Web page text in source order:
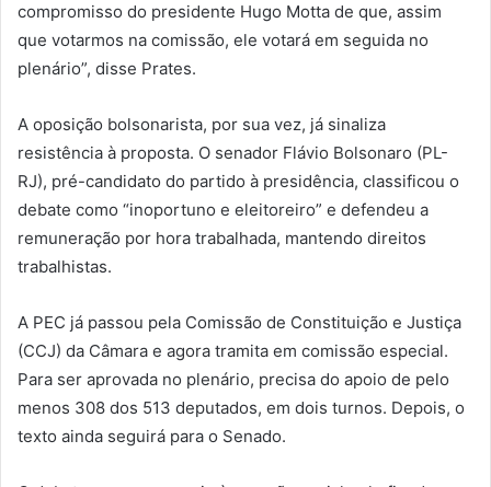
compromisso do presidente Hugo Motta de que, assim
que votarmos na comissão, ele votará em seguida no
plenário”, disse Prates.
A oposição bolsonarista, por sua vez, já sinaliza
resistência à proposta. O senador Flávio Bolsonaro (PL-
RJ), pré-candidato do partido à presidência, classificou o
debate como “inoportuno e eleitoreiro” e defendeu a
remuneração por hora trabalhada, mantendo direitos
trabalhistas.
A PEC já passou pela Comissão de Constituição e Justiça
(CCJ) da Câmara e agora tramita em comissão especial.
Para ser aprovada no plenário, precisa do apoio de pelo
menos 308 dos 513 deputados, em dois turnos. Depois, o
texto ainda seguirá para o Senado.